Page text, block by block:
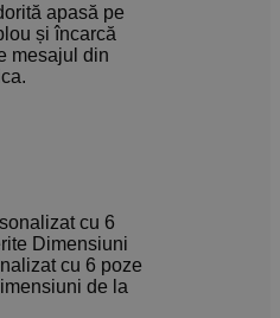
apasă pe
și încarcă
mesajul din
cu 6 poze
de la